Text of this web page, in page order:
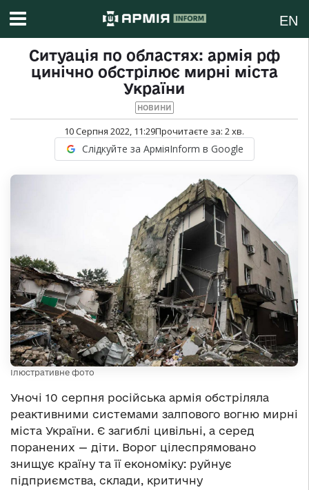
EN
Ситуація по областях: армія рф
цинічно обстрілює мирні міста
України
НОВИНИ
10 Серпня 2022, 11:29Прочитаєте за: 2хв.
Слідкуйте за АрміяInform в Google
Ілюстративне фото
Уночі 10 серпня російська армія обстріляла
реактивними системами залпового вогню мирні
міста України. Є загиблі цивільні, а серед
поранених — діти. Ворог цілеспрямовано
знищує країну та її економіку: руйнує
підприємства, склади, критичну